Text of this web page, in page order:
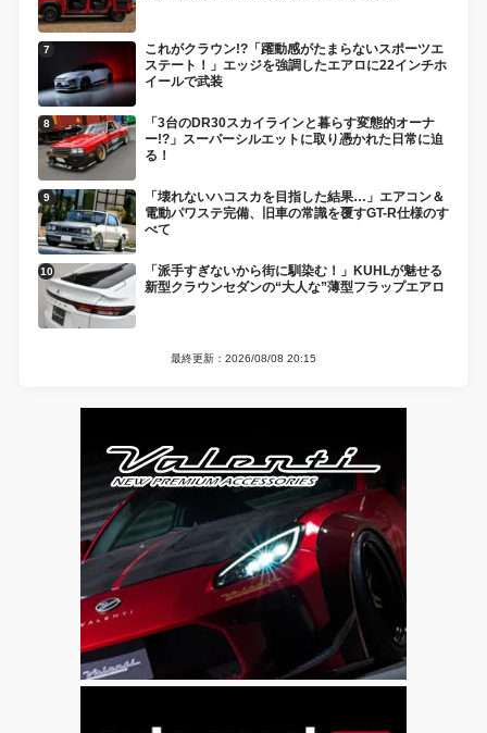
これがクラウン!?「躍動感がたまらないスポーツエ
ステート！」エッジを強調したエアロに22インチホ
イールで武装
「3台のDR30スカイラインと暮らす変態的オーナ
ー!?」スーパーシルエットに取り憑かれた日常に迫
る！
「壊れないハコスカを目指した結果…」エアコン＆
電動パワステ完備、旧車の常識を覆すGT-R仕様のす
べて
「派手すぎないから街に馴染む！」KUHLが魅せる
新型クラウンセダンの“大人な”薄型フラップエアロ
最終更新：2026/08/08 20:15